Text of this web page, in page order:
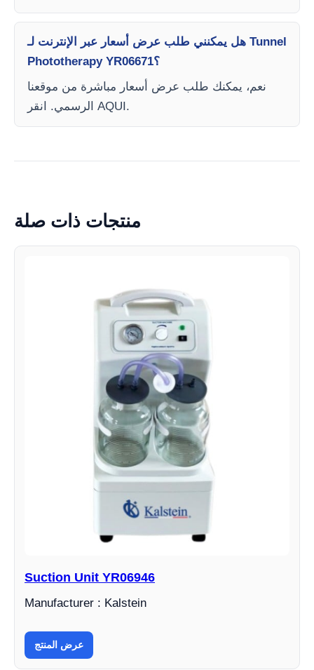
هل يمكنني طلب عرض أسعار عبر الإنترنت لـ Tunnel
Phototherapy YR06671؟
نعم، يمكنك طلب عرض أسعار مباشرة من موقعنا
الرسمي. انقر AQUI.
منتجات ذات صلة
Suction Unit YR06946
Manufacturer : Kalstein
عرض المنتج